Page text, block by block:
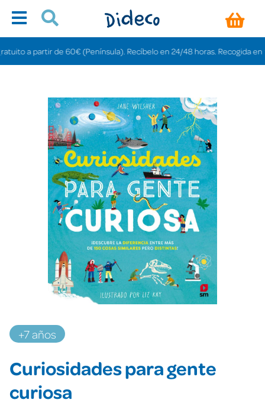
a partir de 60€ (Península). Recíbelo en 24/48 horas. Recogida en
+7 años
Curiosidades para gente
curiosa